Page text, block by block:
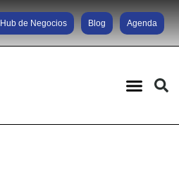
Hub de Negocios Blog Agenda